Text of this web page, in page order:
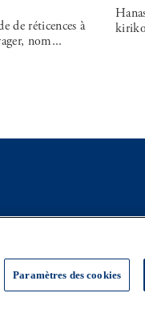
de réticences à
nom...
kiriko
Paramètres des cookies